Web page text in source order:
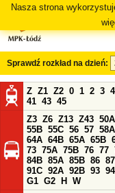
Nasza strona
Sprawdź rozkład na dzień:
Z Z1 Z2 0 1 2 3 4
41 43 45
Z3 Z6 Z13 Z43 50A
55B 55C 56 57 58A
64A 64B 65A 65B
73 75A 75B 76 77
84B 85A 85B 86
91C 92A 92B 93 94
G1 G2 H
W